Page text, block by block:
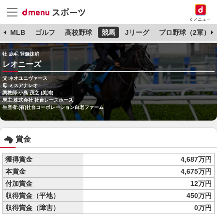
dメニュー
MLB ゴルフ 高校野球 競馬 Jリーグ プロ野球（2軍）
牡 鹿毛 登録抹消
レオニーズ
父:ネオユニヴァース
母:ミスアナレオ
調教師:小島 茂之 (美浦)
馬主:株式会社 社台レースホース
生産者:(有)社台コーポレーション白老ファーム
賞金
獲得賞金
4,687万円
本賞金
4,675万円
付加賞金
12万円
収得賞金（平地）
450万円
収得賞金（障害）
0万円